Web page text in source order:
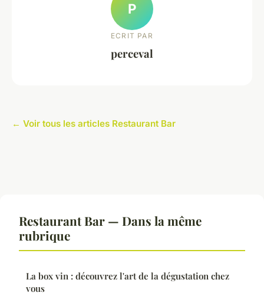
P
ECRIT PAR
perceval
← Voir tous les articles Restaurant Bar
Restaurant Bar — Dans la même
rubrique
La box vin : découvrez l'art de la dégustation chez
vous